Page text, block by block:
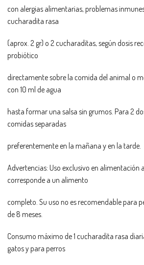
con alergias alimentarias, problemas
cucharadita rasa
(aprox. 2 gr) o 2 cucharaditas, según dosis
probiótico
directamente sobre la comida del animal o
con 10 ml de agua
hasta formar una salsa sin grumos. Para 2
comidas separadas
preferentemente en la mañana y en la tarde.
Advertencias: Uso exclusivo en alimentación
corresponde a un alimento
completo. Su uso no es recomendable para
de 8 meses.
Consumo máximo de 1 cucharadita rasa
gatos y para perros